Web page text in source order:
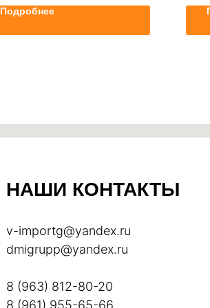
Подробнее
НАШИ КОНТАКТЫ
v-importg@yandex.ru
dmigrupp@yandex.ru
8 (963) 812-80-20
8 (961) 955-65-66